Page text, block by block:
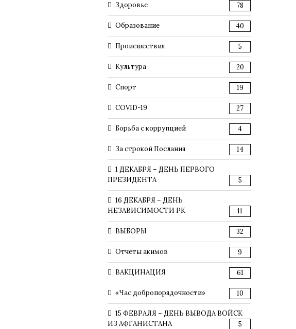
Здоровье 78
Образование 40
Происшествия 5
Культура 20
Спорт 19
COVID-19 27
Борьба с коррупцией 4
За строкой Послания 14
1 ДЕКАБРЯ – ДЕНЬ ПЕРВОГО
ПРЕЗИДЕНТА
5
16 ДЕКАБРЯ – ДЕНЬ
НЕЗАВИСИМОСТИ РК
11
ВЫБОРЫ 32
Отчеты акимов 9
ВАКЦИНАЦИЯ 61
«Час добропорядочности» 10
15 ФЕВРАЛЯ – ДЕНЬ ВЫВОДА ВОЙСК
ИЗ АФГАНИСТАНА
5